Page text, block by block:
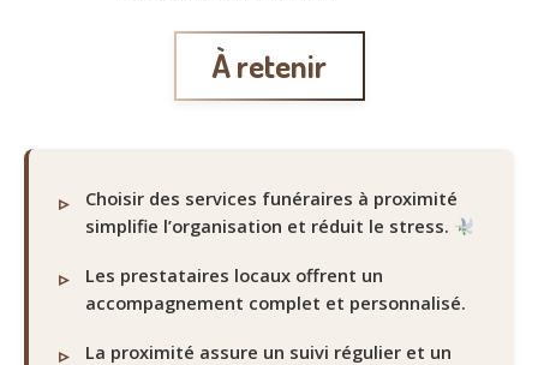
À retenir
Choisir des services funéraires à proximité
simplifie l’organisation et réduit le stress.
Les prestataires locaux offrent un
accompagnement complet et personnalisé.
La proximité assure un suivi régulier et un